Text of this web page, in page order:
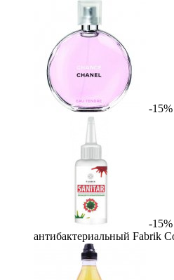
-15%
-15%
антибактериальный Fabrik